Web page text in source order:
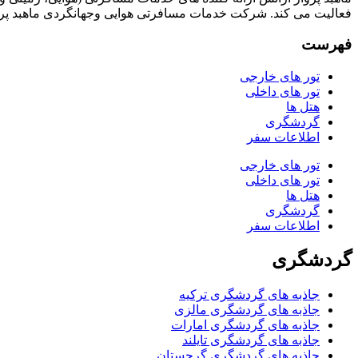
فعالیت می کند. شرکت خدمات مسافرتی هوایی وجهانگردی ماهبد
فهرست
تور های خارجی
تور های داخلی
هتل ها
گردشگری
اطلاعات سفر
تور های خارجی
تور های داخلی
هتل ها
گردشگری
اطلاعات سفر
گردشگری
جاذبه های گردشگری ترکیه
جاذبه های گردشگری مالزی
جاذبه های گردشگری امارات
جاذبه های گردشگری تایلند